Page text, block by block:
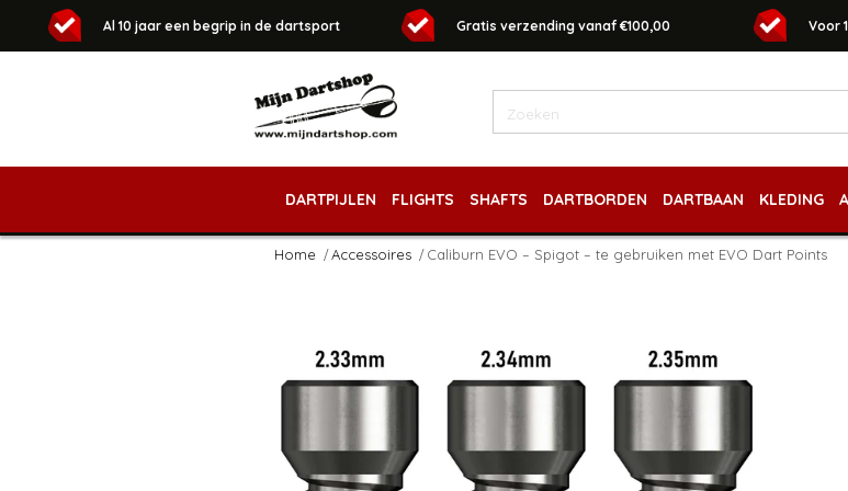
Al 10 jaar een begrip in de dartsport Gratis verzending vanaf €100,00 Voor
DARTPIJLEN FLIGHTS SHAFTS DARTBORDEN DARTBAAN KLEDING
Home Accessoires Caliburn EVO – Spigot – te gebruiken met EVO Dart Points